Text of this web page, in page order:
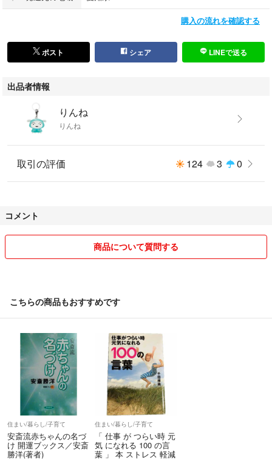
購入の流れを確認する
ポスト シェア LINEで送る
出品者情報
りんね
りんね
取引の評価 124 3 0
コメント
商品について質問する
こちらの商品もおすすめです
住まい/暮らし/子育て
安斎流赤ちゃんの名づ
け 開運ブックス／安斎
勝洋(著者)
住まい/暮らし/子育て
「 仕事 が つらい時 元
気 になれる 100 の言
葉 」 本 ストレス 軽減